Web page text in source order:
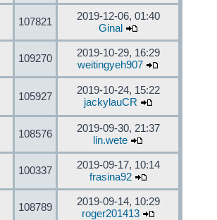
107821
2019-12-06, 01:40
Ginal
109270
2019-10-29, 16:29
weitingyeh907
105927
2019-10-24, 15:22
jackylauCR
108576
2019-09-30, 21:37
lin.wete
100337
2019-09-17, 10:14
frasina92
108789
2019-09-14, 10:29
roger201413